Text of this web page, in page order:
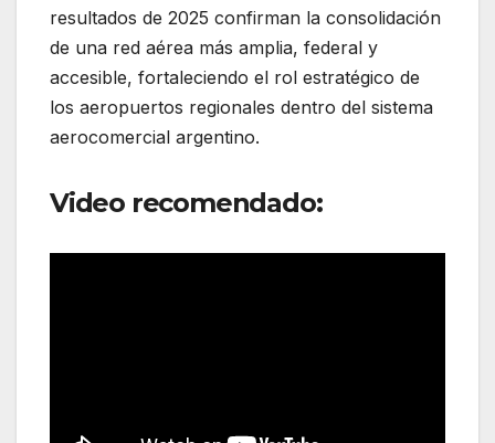
resultados de 2025 confirman la consolidación
de una red aérea más amplia, federal y
accesible, fortaleciendo el rol estratégico de
los aeropuertos regionales dentro del sistema
aerocomercial argentino.
Video recomendado: